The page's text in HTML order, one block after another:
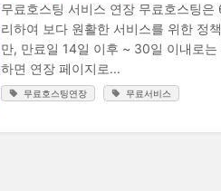
무료호스팅 서비스 연장 무료호스팅
리하여 보다 원활한 서비스를 위한 정
만, 만료일 14일 이후 ~ 30일 이내로
하면 연장 페이지로...
무료호스팅연장 무료서비스